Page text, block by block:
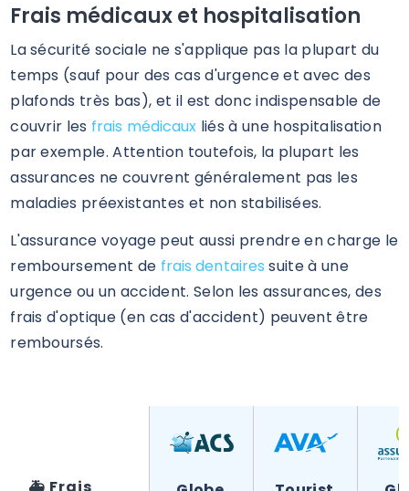
Frais médicaux et hospitalisation
La sécurité sociale ne s'applique pas la plupart du
temps (sauf pour des cas d'urgence et avec des
plafonds très bas), et il est donc indispensable de
couvrir les frais médicaux liés à une hospitalisation
par exemple. Attention toutefois, la plupart les
assurances ne couvrent généralement pas les
maladies préexistantes et non stabilisées.
L'assurance voyage peut aussi prendre en charge le
remboursement de frais dentaires suite à une
urgence ou un accident. Selon les assurances, des
frais d'optique (en cas d'accident) peuvent être
remboursés.
🚑 Frais